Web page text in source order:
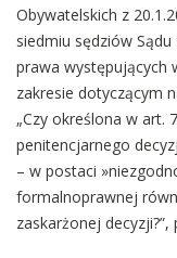
Obywatelskich z
siedmiu sędziów
prawa występujących
zakresie dotyczącym
„Czy określona w art.
penitencjarnego
– w postaci
formalnoprawnej
zaskarżonej